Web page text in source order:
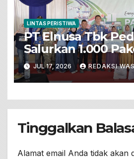
LINTAS PERISTIWA
PT Elnusa Tbk
Salurkan 1.000
Sembako Dalam
Untuk Warga
Desa Sumengko
JUL 17, 2026 REDAKSI
Tinggalkan
Alamat email Anda tidak akan